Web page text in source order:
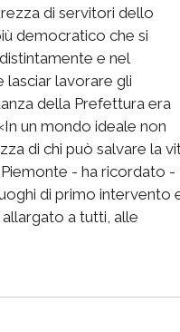
di servitori dello
democratico che si
e nel
lasciar lavorare gli
della Prefettura era
un mondo ideale non
di chi può salvare la
- ha ricordato -
di primo intervento
a tutti, alle